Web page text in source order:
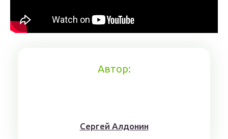
Автор:
Сергей Алдонин